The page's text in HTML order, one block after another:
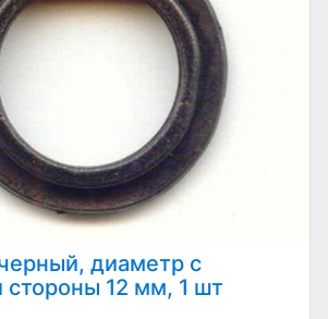
диаметр с
стороны 12 мм, 1 шт